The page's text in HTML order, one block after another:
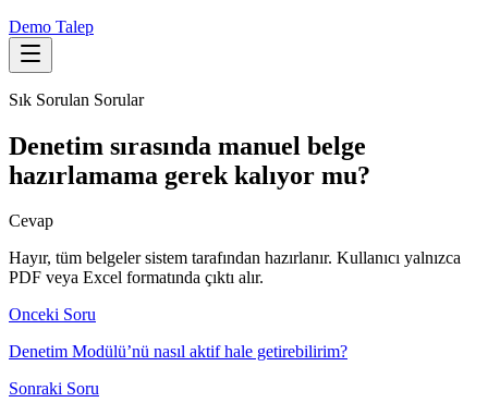
Demo Talep
Sık Sorulan Sorular
Denetim sırasında manuel belge
hazırlamama gerek kalıyor mu?
Cevap
Hayır, tüm belgeler sistem tarafından hazırlanır. Kullanıcı yalnızca
PDF veya Excel formatında çıktı alır.
Onceki Soru
Denetim Modülü’nü nasıl aktif hale getirebilirim?
Sonraki Soru